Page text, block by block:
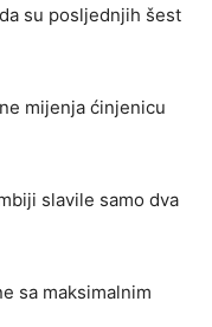
su posljednjih šest
mijenja ćinjenicu
slavile samo dva
sa maksimalnim